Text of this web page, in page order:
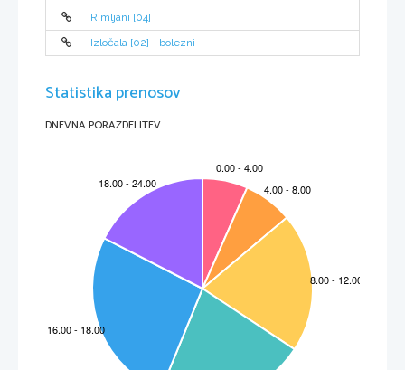
Rimljani [04]
Izločala [02] - bolezni
Statistika prenosov
DNEVNA PORAZDELITEV